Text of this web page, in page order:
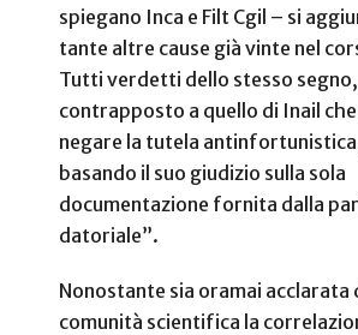
spiegano Inca e Filt Cgil – si
tante altre cause già vinte nel
Tutti verdetti dello stesso segno,
contrapposto a quello di Inail
negare la tutela
basando il suo giudizio sulla sola
documentazione fornita dalla
datoriale”.
Nonostante sia oramai acclarata
comunità scientifica la